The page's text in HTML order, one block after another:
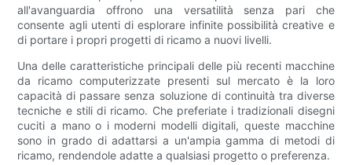
all'avanguardia offrono una versatilità senza pari che
consente agli utenti di esplorare infinite possibilità creative e
di portare i propri progetti di ricamo a nuovi livelli.
Una delle caratteristiche principali delle più recenti macchine
da ricamo computerizzate presenti sul mercato è la loro
capacità di passare senza soluzione di continuità tra diverse
tecniche e stili di ricamo. Che preferiate i tradizionali disegni
cuciti a mano o i moderni modelli digitali, queste macchine
sono in grado di adattarsi a un'ampia gamma di metodi di
ricamo, rendendole adatte a qualsiasi progetto o preferenza.